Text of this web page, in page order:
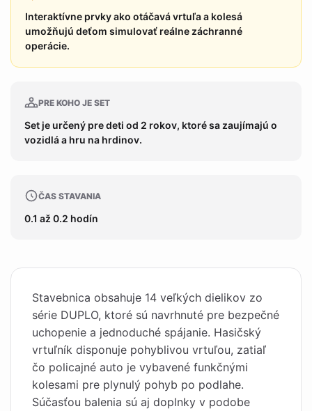
Interaktívne prvky ako otáčavá vrtuľa a kolesá
umožňujú deťom simulovať reálne záchranné
operácie.
PRE KOHO JE SET
Set je určený pre deti od 2 rokov, ktoré sa zaujímajú o
vozidlá a hru na hrdinov.
ČAS STAVANIA
0.1 až 0.2 hodín
Stavebnica obsahuje 14 veľkých dielikov zo
série DUPLO, ktoré sú navrhnuté pre bezpečné
uchopenie a jednoduché spájanie. Hasičský
vrtuľník disponuje pohyblivou vrtuľou, zatiaľ
čo policajné auto je vybavené funkčnými
kolesami pre plynulý pohyb po podlahe.
Súčasťou balenia sú aj doplnky v podobe